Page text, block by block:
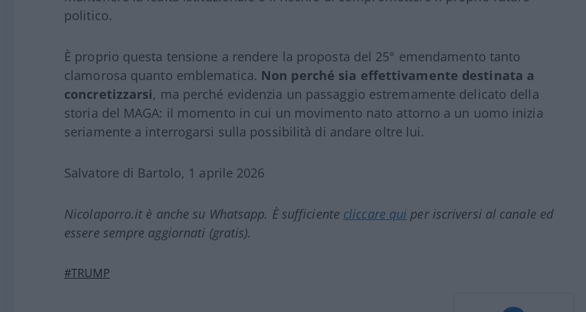
politico.
È proprio questa tensione a rendere la proposta del 25° emendamento tanto
clamorosa quanto emblematica. Non perché sia effettivamente destinata a
concretizzarsi, ma perché evidenzia un passaggio estremamente delicato della
storia del MAGA: il momento in cui un movimento nato attorno a un uomo inizia
seriamente a interrogarsi sulla possibilità di andare oltre lui.
Salvatore di Bartolo, 1 aprile 2026
Nicolaporro.it è anche su Whatsapp. È sufficiente cliccare qui per iscriversi al canale ed
essere sempre aggiornati (gratis).
#TRUMP